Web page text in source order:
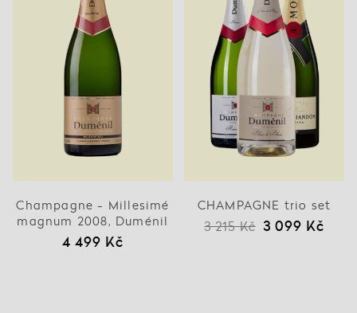
Champagne - Millesimé
magnum 2008, Duménil
4 499 Kč
CHAMPAGNE trio set
3 215 Kč 3 099 Kč